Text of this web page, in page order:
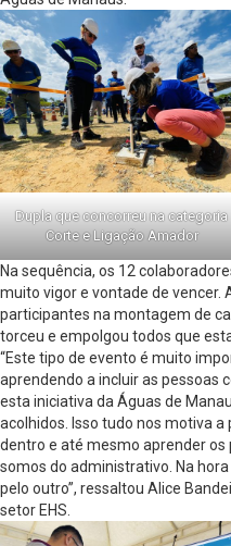
Dupla que concorreu na categoria
Corte e Ligação Amador
Na sequência, os 12
muito vigor e vontade de vencer.
participantes na montagem de
torceu e empolgou todos que
“Este tipo de evento é muito
aprendendo a incluir as pessoas
esta iniciativa da Águas de
acolhidos. Isso tudo nos motiva
dentro e até mesmo aprender
somos do administrativo. Na
pelo outro”, ressaltou Alice
setor EHS.